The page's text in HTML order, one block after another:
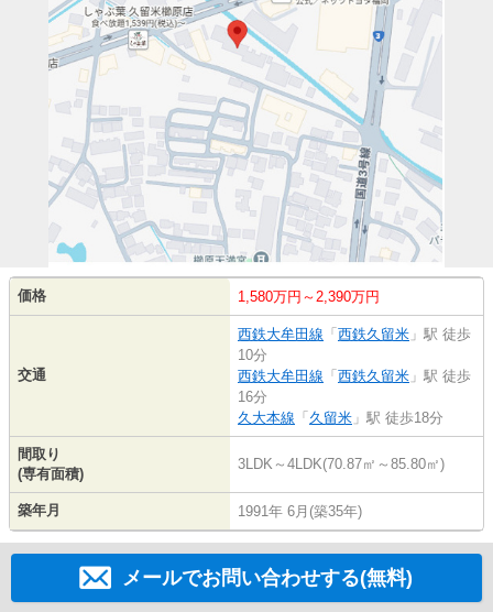
価格 1,580万円～2,390万円
交通
西鉄大牟田線 「 西鉄久留米 」駅 徒歩
10分
西鉄大牟田線 「 西鉄久留米 」駅 徒歩
16分
久大本線 「 久留米 」駅 徒歩18分
間取り
(専有面積)
3LDK～4LDK(70.87㎡～85.80㎡)
築年月 1991年 6月(築35年)
メールでお問い合わせする(無料)